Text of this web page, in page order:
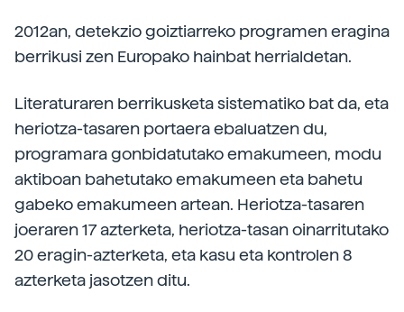
2012an, detekzio goiztiarreko programen eragina
berrikusi zen Europako hainbat herrialdetan.
Literaturaren berrikusketa sistematiko bat da, eta
heriotza-tasaren portaera ebaluatzen du,
programara gonbidatutako emakumeen, modu
aktiboan bahetutako emakumeen eta bahetu
gabeko emakumeen artean. Heriotza-tasaren
joeraren 17 azterketa, heriotza-tasan oinarritutako
20 eragin-azterketa, eta kasu eta kontrolen 8
azterketa jasotzen ditu.